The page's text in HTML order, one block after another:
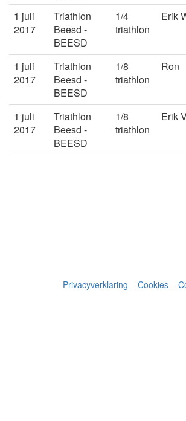
1 juli
2017
Triathlon
Beesd -
BEESD
1/4
triathlon
Erik
1 juli
2017
Triathlon
Beesd -
BEESD
1/8
triathlon
Ron
1 juli
2017
Triathlon
Beesd -
BEESD
1/8
triathlon
Erik
Privacyverklaring – Cookies –